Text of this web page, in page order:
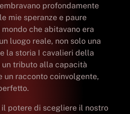
profondamente
mie speranze e paure
che abitavano era
luogo reale, non solo una
la storia I cavalieri della
un tributo alla capacità
un racconto coinvolgente,
il potere di scegliere il nostro